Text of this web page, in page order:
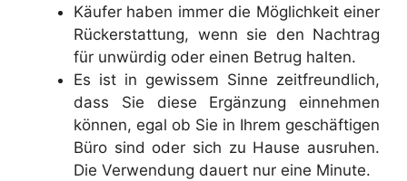
Käufer haben immer die Möglichkeit einer
Rückerstattung, wenn sie den Nachtrag
für unwürdig oder einen Betrug halten.
Es ist in gewissem Sinne zeitfreundlich,
dass Sie diese Ergänzung einnehmen
können, egal ob Sie in Ihrem geschäftigen
Büro sind oder sich zu Hause ausruhen.
Die Verwendung dauert nur eine Minute.